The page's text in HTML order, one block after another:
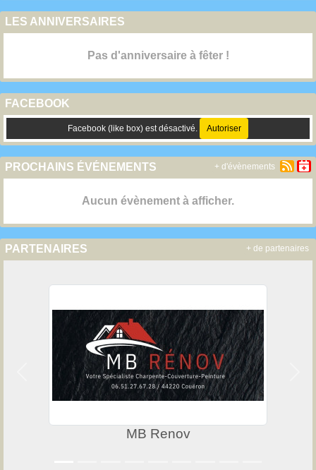
LES ANNIVERSAIRES
Pas d'anniversaire à fêter !
FACEBOOK
Facebook (like box) est désactivé. Autoriser
PROCHAINS ÉVÉNEMENTS
Aucun évènement à afficher.
+ d'évènements
PARTENAIRES
MB Renov
Précedent
+ de partenaires